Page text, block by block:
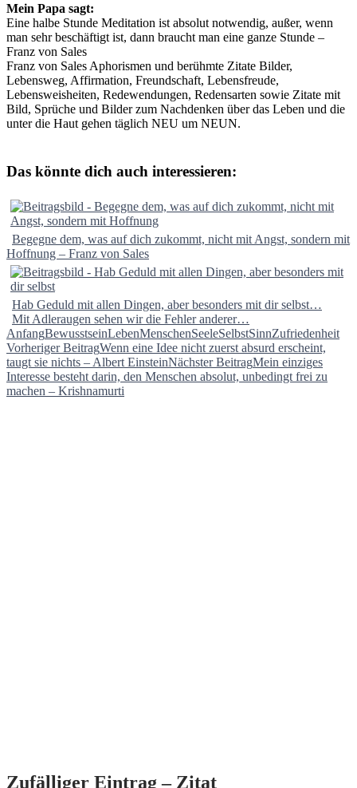
Mein Papa sagt:
Eine halbe Stunde Meditation ist absolut notwendig, außer, wenn
man sehr beschäftigt ist, dann braucht man eine ganze Stunde –
Franz von Sales
Franz von Sales Aphorismen und berühmte Zitate Bilder,
Lebensweg, Affirmation, Freundschaft, Lebensfreude,
Lebensweisheiten, Redewendungen, Redensarten sowie Zitate mit
Bild, Sprüche und Bilder zum Nachdenken über das Leben und die
unter die Haut gehen täglich NEU um NEUN.
Das könnte dich auch interessieren:
Begegne dem, was auf dich zukommt, nicht mit Angst, sondern mit
Hoffnung – Franz von Sales
Hab Geduld mit allen Dingen, aber besonders mit dir selbst…
Mit Adleraugen sehen wir die Fehler anderer…
AnfangBewusstseinLebenMenschenSeeleSelbstSinnZufriedenheit
Beitragsnavigation
Vorheriger BeitragWenn eine Idee nicht zuerst absurd erscheint,
taugt sie nichts – Albert EinsteinNächster BeitragMein einziges
Interesse besteht darin, den Menschen absolut, unbedingt frei zu
machen – Krishnamurti
Zufälliger Eintrag – Zitat